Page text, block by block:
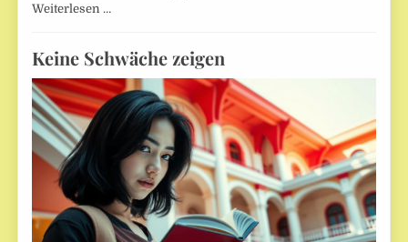
Weiterlesen …
Keine Schwäche zeigen